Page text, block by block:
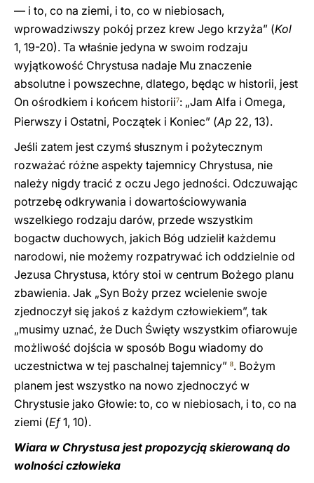
— i to, co na ziemi, i to, co w niebiosach,
wprowadziwszy pokój przez krew Jego krzyża” (Kol
1, 19-20). Ta właśnie jedyna w swoim rodzaju
wyjątkowość Chrystusa nadaje Mu znaczenie
absolutne i powszechne, dlatego, będąc w historii, jest
On ośrodkiem i końcem historii7: „Jam Alfa i Omega,
Pierwszy i Ostatni, Początek i Koniec” (Ap 22, 13).
Jeśli zatem jest czymś słusznym i pożytecznym
rozważać różne aspekty tajemnicy Chrystusa, nie
należy nigdy tracić z oczu Jego jedności. Odczuwając
potrzebę odkrywania i dowartościowywania
wszelkiego rodzaju darów, przede wszystkim
bogactw duchowych, jakich Bóg udzielił każdemu
narodowi, nie możemy rozpatrywać ich oddzielnie od
Jezusa Chrystusa, który stoi w centrum Bożego planu
zbawienia. Jak „Syn Boży przez wcielenie swoje
zjednoczył się jakoś z każdym człowiekiem”, tak
„musimy uznać, że Duch Święty wszystkim ofiarowuje
możliwość dojścia w sposób Bogu wiadomy do
uczestnictwa w tej paschalnej tajemnicy” 8. Bożym
planem jest wszystko na nowo zjednoczyć w
Chrystusie jako Głowie: to, co w niebiosach, i to, co na
ziemi (Ef1, 10).
Wiara w Chrystusa jest propozycją skierowaną do
wolności człowieka